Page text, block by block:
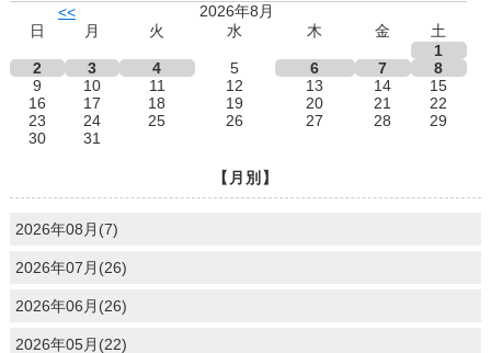
<<
2026年8月
日
月 火 水 木 金
土
1
2
3 4 5 6 7
8
9
10 11 12 13 14
15
16
17 18 19 20 21
22
23
24 25 26 27 28
29
30
31
【月別】
2026年08月(7)
2026年07月(26)
2026年06月(26)
2026年05月(22)